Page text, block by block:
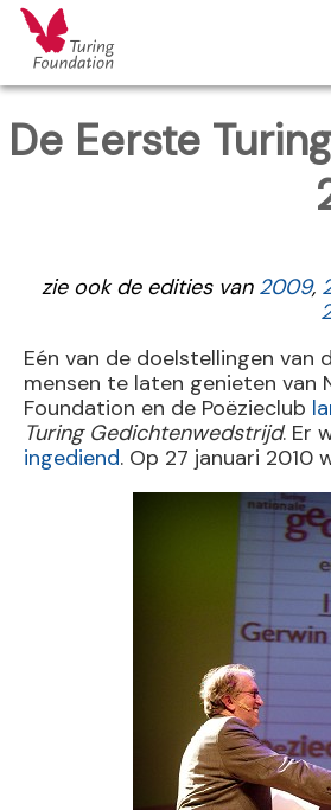
De Eerste
zie ook de edities van 2009,
Eén van de doelstellingen van
mensen te laten genieten van
Foundation en de Poëzieclub
Turing Gedichtenwedstrijd. Er
ingediend. Op 27 januari 2010